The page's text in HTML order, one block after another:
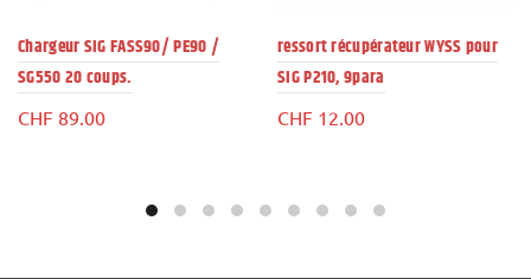
Chargeur SIG FASS90/ PE90 /
SG550 20 coups.
CHF 89.00
ressort récupérateur WYSS pour
SIG P210, 9para
CHF 12.00